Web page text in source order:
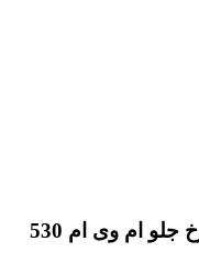
ام وی ام 530